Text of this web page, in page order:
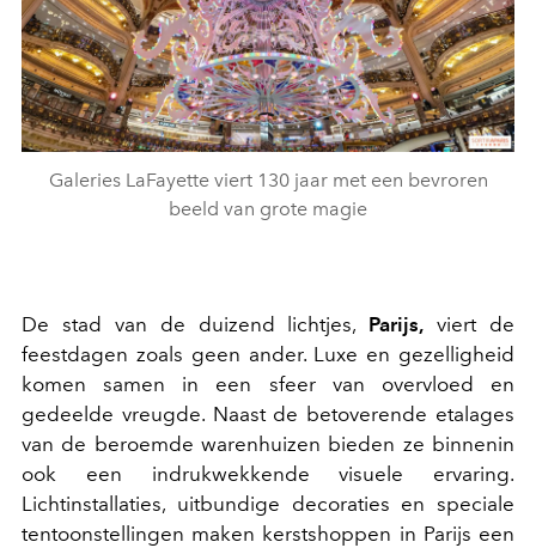
Galeries LaFayette viert 130 jaar met een bevroren
beeld van grote magie
De stad van de duizend lichtjes, Parijs, viert de
feestdagen zoals geen ander. Luxe en gezelligheid
komen samen in een sfeer van overvloed en
gedeelde vreugde. Naast de betoverende etalages
van de beroemde warenhuizen bieden ze binnenin
ook een indrukwekkende visuele ervaring.
Lichtinstallaties, uitbundige decoraties en speciale
tentoonstellingen maken kerstshoppen in Parijs een